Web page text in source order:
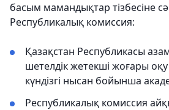
басым мамандықтар тізбесіне
Республикалық комиссия:
Қазақстан Республикасы
шетелдік жетекші жоғары
күндізгі нысан бойынша
Республикалық комиссия